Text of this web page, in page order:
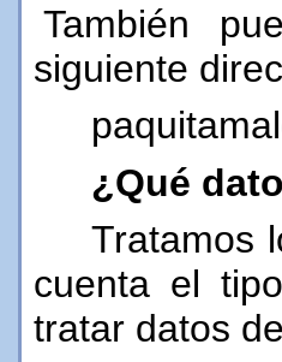
También
siguiente
¿Qué
Tratamos
cuenta el
tratar datos